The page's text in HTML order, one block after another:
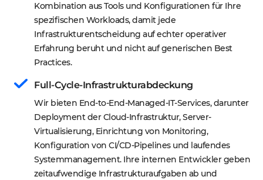
Kombination aus Tools und Konfigurationen für Ihre
spezifischen Workloads, damit jede
Infrastrukturentscheidung auf echter operativer
Erfahrung beruht und nicht auf generischen Best
Practices.
Full-Cycle-Infrastrukturabdeckung
Wir bieten End-to-End-Managed-IT-Services, darunter
Deployment der Cloud-Infrastruktur, Server-
Virtualisierung, Einrichtung von Monitoring,
Konfiguration von CI/CD-Pipelines und laufendes
Systemmanagement. Ihre internen Entwickler geben
zeitaufwendige Infrastrukturaufgaben ab und